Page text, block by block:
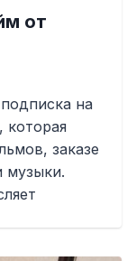
от
на
которая
заказе
музыки.